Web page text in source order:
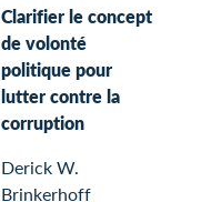
Clarifier le concept
de volonté
politique pour
lutter contre la
corruption
Derick W.
Brinkerhoff